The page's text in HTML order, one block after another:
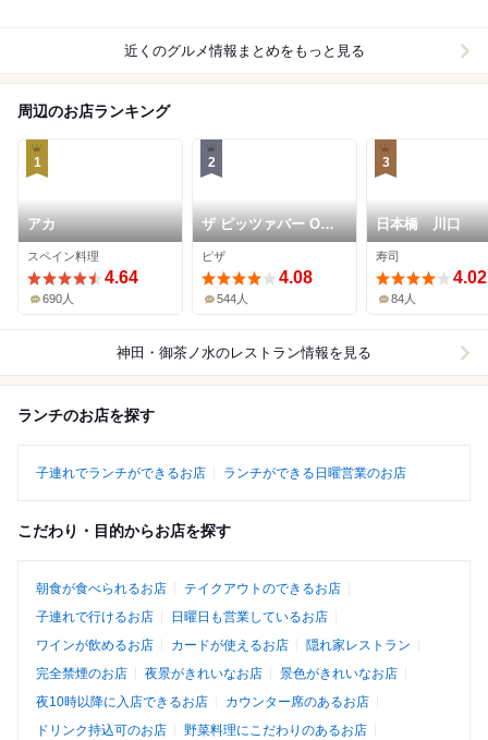
近くのグルメ情報まとめをもっと見る
周辺のお店ランキング
1
アカ
スペイン料理
4.64
690人
2
ザ ピッツァバー ON
38TH
ピザ
4.08
544人
3
日本橋 川口
寿司
4.02
84人
神田・御茶ノ水のレストラン情報を見る
ランチのお店を探す
子連れでランチができるお店 ランチができる日曜営業のお店
こだわり・目的からお店を探す
朝食が食べられるお店
テイクアウトのできるお店
子連れで行けるお店
日曜日も営業しているお店
ワインが飲めるお店
カードが使えるお店
隠れ家レストラン
完全禁煙のお店
夜景がきれいなお店
景色がきれいなお店
夜10時以降に入店できるお店
カウンター席のあるお店
ドリンク持込可のお店
野菜料理にこだわりのあるお店